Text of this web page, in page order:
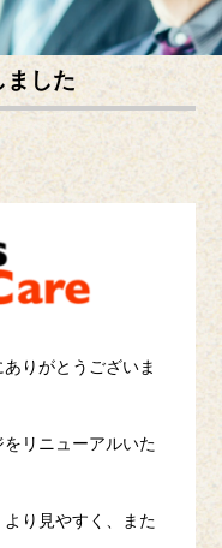
ました
りがとうございま
リニューアルいた
り見やすく、また